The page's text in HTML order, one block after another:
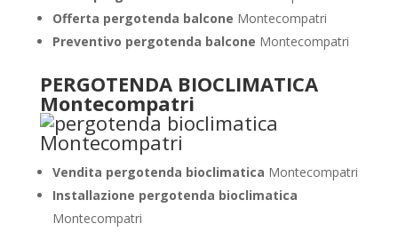
Offerta pergotenda balcone Montecompatri
Preventivo pergotenda balcone Montecompatri
PERGOTENDA BIOCLIMATICA
Montecompatri
Vendita pergotenda bioclimatica Montecompatri
Installazione pergotenda bioclimatica
Montecompatri